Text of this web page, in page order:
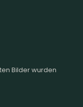
Bilder wurden